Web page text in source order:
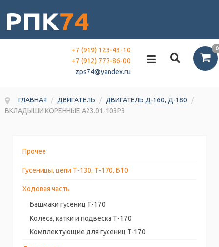
0
+7 (919) 123-43-10
+7 (912) 777-86-00
zps74@yandex.ru
ГЛАВНАЯ / ДВИГАТЕЛЬ / ДВИГАТЕЛЬ Д-160, Д-180
/
ВКЛАДЫШИ КОРЕННЫЕ А23.01-103Р3
Прочее
Гусеницы, цепи Т-130, Т-170, Б10
Ходовая часть
Башмаки гусениц Т-170
Колеса, катки и подвеска Т-170
Комплектующие для гусениц Т-170